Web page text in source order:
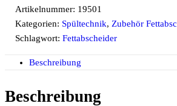
Artikelnummer: 19501
Kategorien: Spültechnik, Zubehör
Schlagwort:Fettabscheider
Beschreibung
Beschreibung